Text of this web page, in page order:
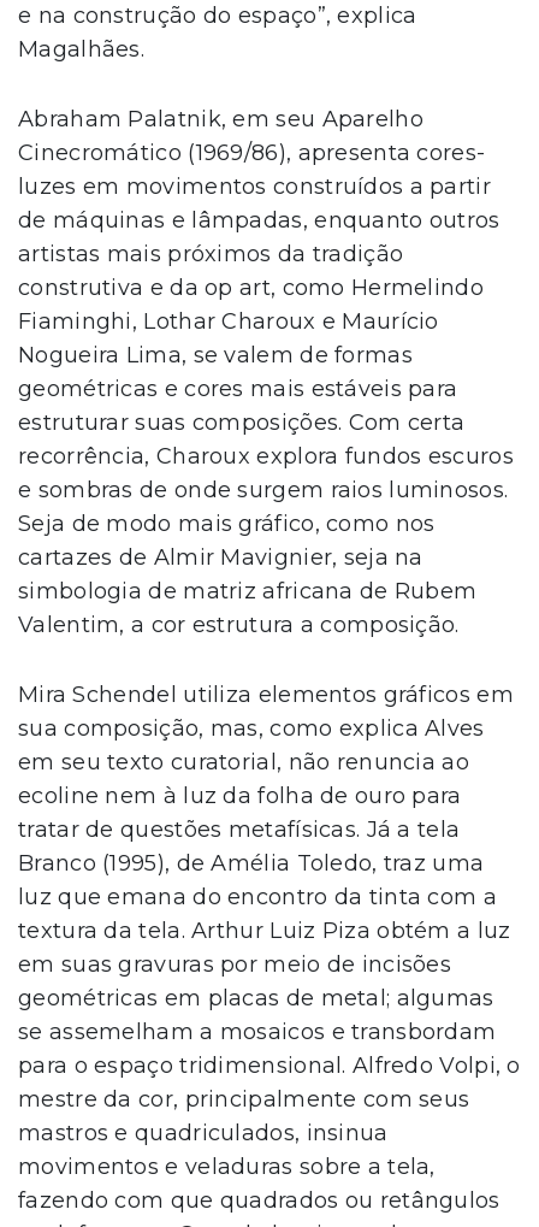
e na construção do espaço”, explica
Magalhães.
Abraham Palatnik, em seu Aparelho
Cinecromático (1969/86), apresenta cores-
luzes em movimentos construídos a partir
de máquinas e lâmpadas, enquanto outros
artistas mais próximos da tradição
construtiva e da op art, como Hermelindo
Fiaminghi, Lothar Charoux e Maurício
Nogueira Lima, se valem de formas
geométricas e cores mais estáveis para
estruturar suas composições. Com certa
recorrência, Charoux explora fundos escuros
e sombras de onde surgem raios luminosos.
Seja de modo mais gráfico, como nos
cartazes de Almir Mavignier, seja na
simbologia de matriz africana de Rubem
Valentim, a cor estrutura a composição.
Mira Schendel utiliza elementos gráficos em
sua composição, mas, como explica Alves
em seu texto curatorial, não renuncia ao
ecoline nem à luz da folha de ouro para
tratar de questões metafísicas. Já a tela
Branco (1995), de Amélia Toledo, traz uma
luz que emana do encontro da tinta com a
textura da tela. Arthur Luiz Piza obtém a luz
em suas gravuras por meio de incisões
geométricas em placas de metal; algumas
se assemelham a mosaicos e transbordam
para o espaço tridimensional. Alfredo Volpi, o
mestre da cor, principalmente com seus
mastros e quadriculados, insinua
movimentos e veladuras sobre a tela,
fazendo com que quadrados ou retângulos